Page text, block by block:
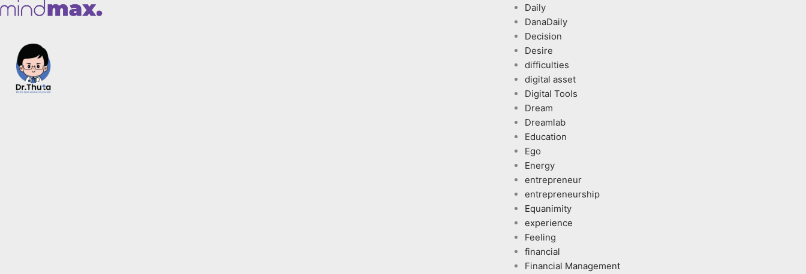
Daily
DanaDaily
Decision
Desire
difficulties
digital asset
Digital Tools
Dream
Dreamlab
Education
Ego
Energy
entrepreneur
entrepreneurship
Equanimity
experience
Feeling
financial
Financial Management